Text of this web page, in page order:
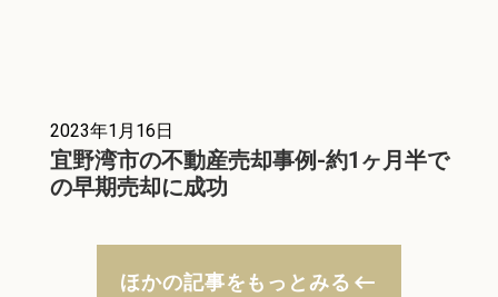
2023年1月16日
宜野湾市の不動産売却事例-約1ヶ月半で
の早期売却に成功
ほかの記事をもっとみる keyboard_backspace